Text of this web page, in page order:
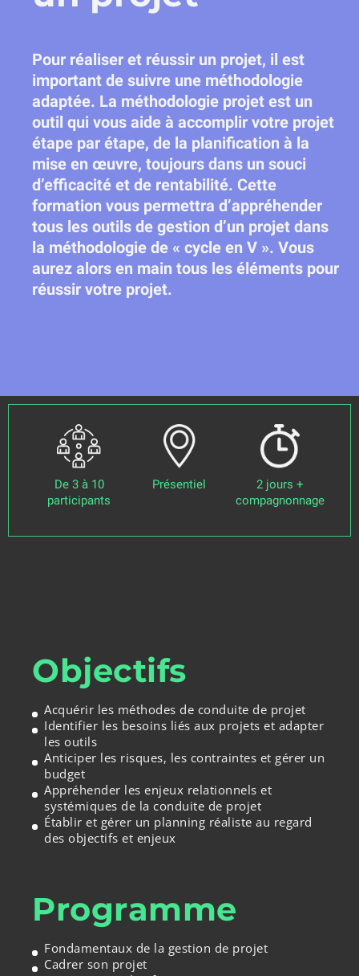
Pour réaliser et réussir un projet, il est
important de suivre une méthodologie
adaptée. La méthodologie projet est un
outil qui vous aide à accomplir votre projet
étape par étape, de la planification à la
mise en œuvre, toujours dans un souci
d’efficacité et de rentabilité. Cette
formation vous permettra d’appréhender
tous les outils de gestion d’un projet dans
la méthodologie de « cycle en V ». Vous
aurez alors en main tous les éléments pour
réussir votre projet.
De 3 à 10
participants
Présentiel
2 jours +
compagnonnage
Objectifs
Acquérir les méthodes de conduite de projet
Identifier les besoins liés aux projets et adapter
les outils
Anticiper les risques, les contraintes et gérer un
budget
Appréhender les enjeux relationnels et
systémiques de la conduite de projet
Établir et gérer un planning réaliste au regard
des objectifs et enjeux
Programme
Fondamentaux de la gestion de projet
Cadrer son projet